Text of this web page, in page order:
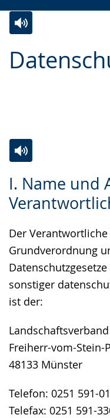
Leichten
Audio-
Video
angezeigt.
I. Name und
Der
Grundverordnung
sonstiger
ist der:
Freiherr-vom-Stein-
48133 Münster
Telefon: 0251 591-01
Telefax: 0251 591-
Leichten
Sprache
Audio-
Unterstützung.
Video
in
Gebärdensprache
wird
angezeigt.